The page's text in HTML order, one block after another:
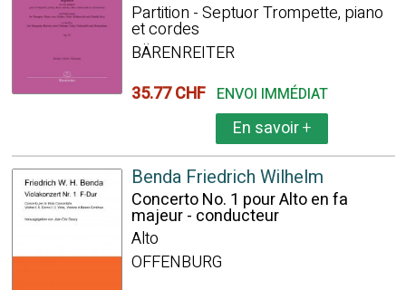
Partition - Septuor Trompette, piano
et cordes
BÄRENREITER
35.77 CHF ENVOI IMMÉDIAT
En savoir+
Benda Friedrich Wilhelm
Concerto No. 1 pour Alto en fa
majeur - conducteur
Alto
OFFENBURG